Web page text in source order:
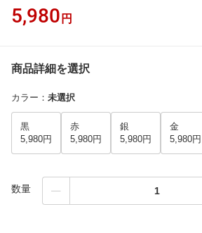
5,980 円
商品詳細を選択
カラー ： 未選択
黒
5,980円
赤
5,980円
銀
5,980円
金
5,980円
数量